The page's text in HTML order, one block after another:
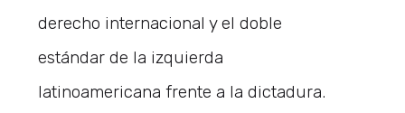
derecho internacional y el doble
estándar de la izquierda
latinoamericana frente a la dictadura.